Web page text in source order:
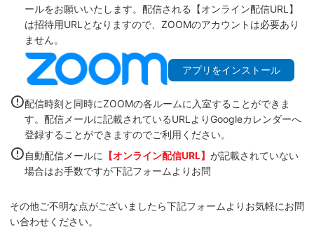
ールをお願いいたします。配信される【オンライン配信URL】
は招待用URLとなりますので、ZOOMのアカウントは必要あり
ません。
アプリをインストール
配信時刻と同時にZOOMの各ルームに入室することができま
す。配信メールに記載されているURLよりGoogleカレンダーへ
登録することができますのでご利用ください。
自動配信メールに
【オンライン配信URL】 が記載されていない
場合はお手数ですが下記フォームよりお問
その他ご不明な点がございましたら下記フォームよりお気軽にお問
い合わせください。